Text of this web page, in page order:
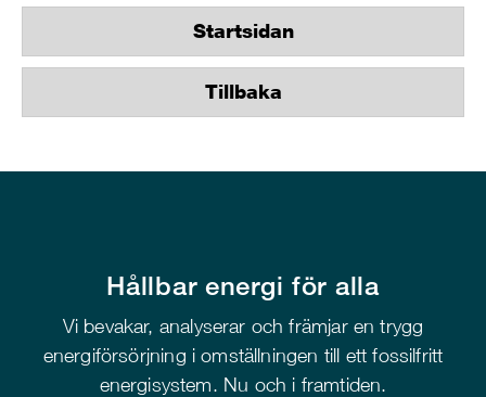
Startsidan
Tillbaka
Hållbar energi för alla
Vi bevakar, analyserar och främjar en trygg
energiförsörjning i omställningen till ett fossilfritt
energisystem. Nu och i framtiden.